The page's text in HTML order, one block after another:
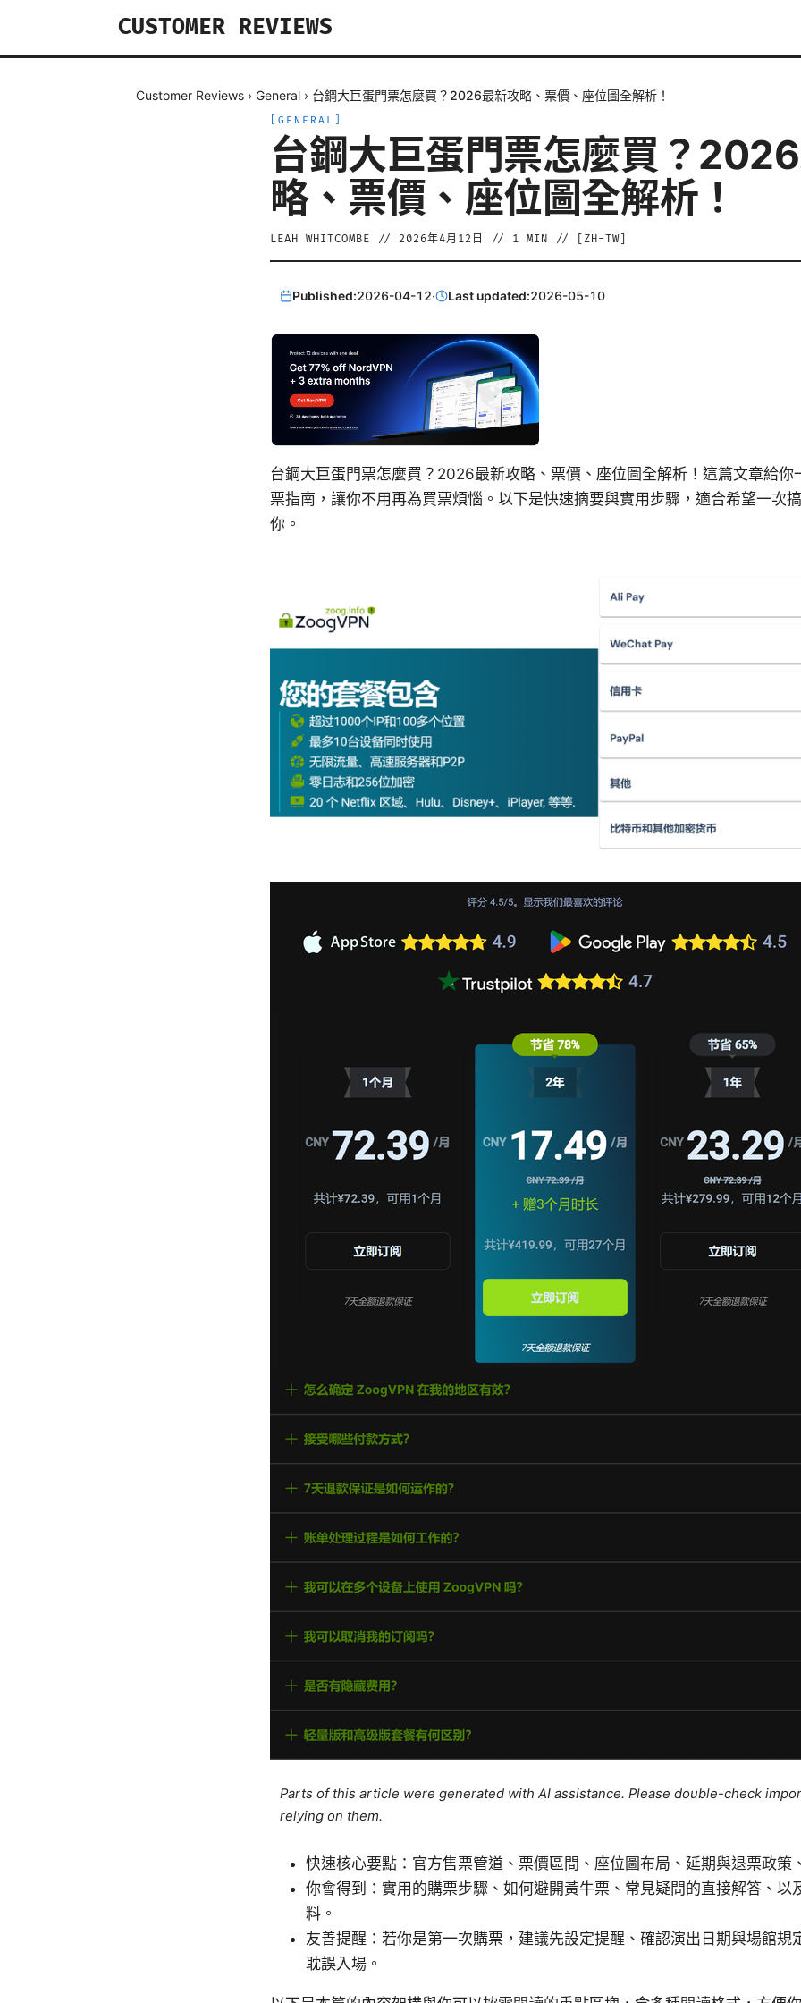
CUSTOMER REVIEWS
Customer Reviews › General › 台鋼大巨蛋門票怎麼買？2026最新攻略、票價、座位圖全解析！
GENERAL
台鋼大巨蛋門票怎麼買？
略、票價、座位圖全解析！
LEAH WHITCOMBE // 2026年4月12日 // 1 MIN // [ ZH-TW
Published:2026-04-12· Last updated:2026-05-10
台鋼大巨蛋門票怎麼買？2026最新攻略、票價、座位圖全解析！這篇文章給你
票指南，讓你不用再為買票煩惱。以下是快速摘要與實用步驟，適合希望一次
你。
Parts of this article were generated with AI assistance. Please double-check
relying on them.
快速核心要點：官方售票管道、票價區間、座位圖布局、延期與退票政策
你會得到：實用的購票步驟、如何避開黃牛票、常見疑問的直接解答、以
料。
友善提醒：若你是第一次購票，建議先設定提醒、確認演出日期與場館規
耽誤入場。